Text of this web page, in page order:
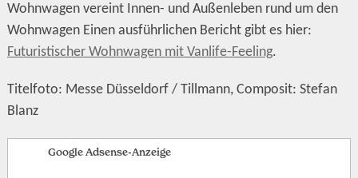
Wohnwagen vereint Innen- und Außenleben rund um den
Wohnwagen Einen ausführlichen Bericht gibt es hier:
Futuristischer Wohnwagen mit Vanlife-Feeling.
Titelfoto: Messe Düsseldorf / Tillmann, Composit: Stefan
Blanz
Google Adsense-Anzeige